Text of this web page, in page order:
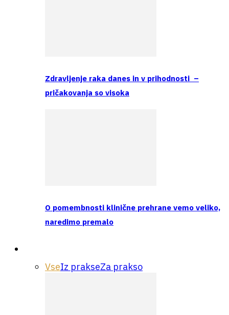
Zdravljenje raka danes in v prihodnosti –
pričakovanja so visoka
O pomembnosti klinične prehrane vemo veliko,
naredimo premalo
VseIz prakseZa prakso